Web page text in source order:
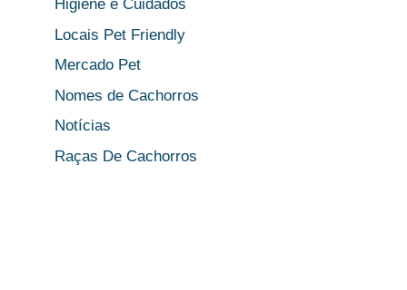
Higiene e Cuidados
Locais Pet Friendly
Mercado Pet
Nomes de Cachorros
Notícias
Raças De Cachorros